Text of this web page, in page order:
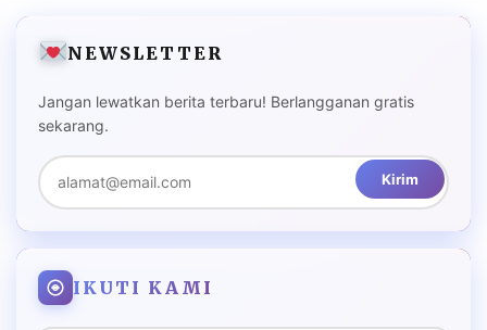
NEWSLETTER
Jangan lewatkan berita terbaru! Berlangganan gratis
sekarang.
Kirim
IKUTI KAMI